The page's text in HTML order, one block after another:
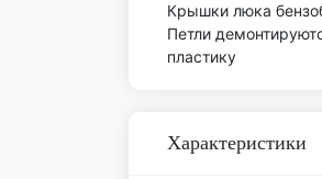
Крышки люка
Петли
пластику
Характеристики